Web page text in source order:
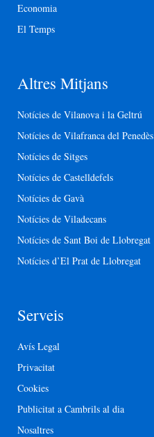
Economia
El Temps
Altres Mitjans
Notícies de Vilanova i la Geltrú
Notícies de Vilafranca del Penedès
Notícies de Sitges
Notícies de Castelldefels
Notícies de Gavà
Notícies de Viladecans
Notícies de Sant Boi de Llobregat
Notícies d’El Prat de Llobregat
Serveis
Avís Legal
Privacitat
Cookies
Publicitat a Cambrils al dia
Nosaltres